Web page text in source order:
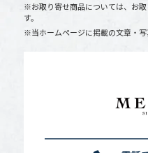
※お取り寄せ商品については、お
す。
※当ホームページに掲載の文章・写